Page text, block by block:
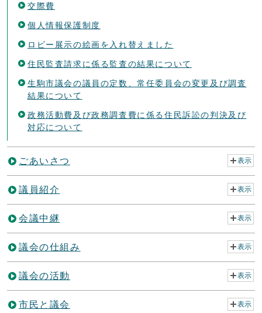
交際費
個人情報保護制度
ロビー展示の絵画を入れ替えました
住民監査請求に係る監査の結果について
生駒市議会の議員の定数、常任委員会の変更及び調査
結果について
政務活動費及び政務調査費に係る住民訴訟の判決及び
対応について
ごあいさつ 表示
議員紹介 表示
会議中継 表示
議会の仕組み 表示
議会の活動 表示
市民と議会 表示